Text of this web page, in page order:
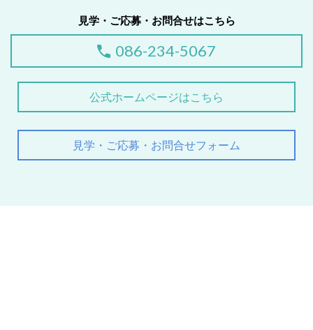
見学・ご応募・お問合せはこちら
086-234-5067
公式ホームページはこちら
見学・ご応募・お問合せフォーム